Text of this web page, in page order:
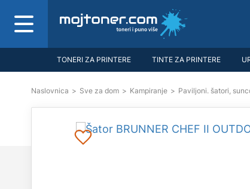
TONERI ZA PRINTERE TINTE ZA PRINTERE
Naslovnica > Sve za dom > Kampiranje > Paviljoni. šatori,